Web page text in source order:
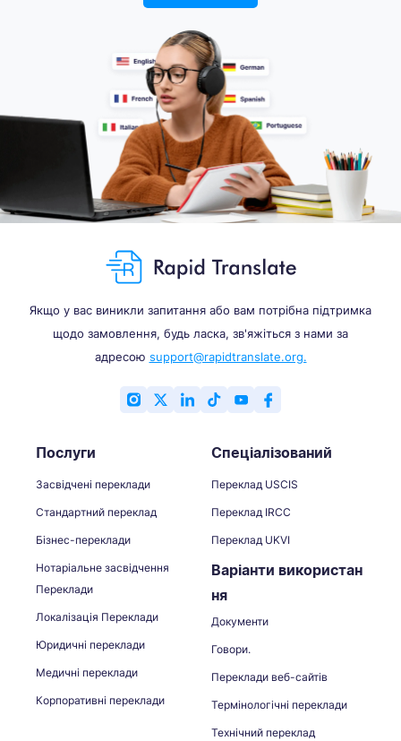
Якщо у вас виникли запитання або вам потрібна підтримка
щодо замовлення, будь ласка, зв'яжіться з нами за
адресою support@rapidtranslate.org.
Послуги
Засвідчені переклади
Стандартний переклад
Бізнес-переклади
Нотаріальне засвідчення
Переклади
Локалізація Переклади
Юридичні переклади
Медичні переклади
Корпоративні переклади
Спеціалізований
Переклад USCIS
Переклад IRCC
Переклад UKVI
Варіанти використан
ня
Документи
Говори.
Переклади веб-сайтів
Термінологічні переклади
Технічний переклад